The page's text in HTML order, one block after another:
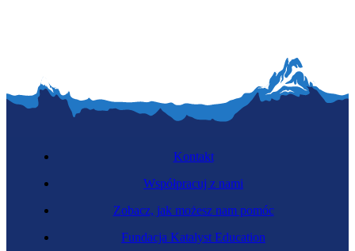
Kontakt
Współpracuj z nami
Zobacz, jak możesz nam pomóc
Fundacja Katalyst Education